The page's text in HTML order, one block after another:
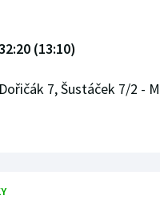
(13:10)
7, Šustáček 7/2 -